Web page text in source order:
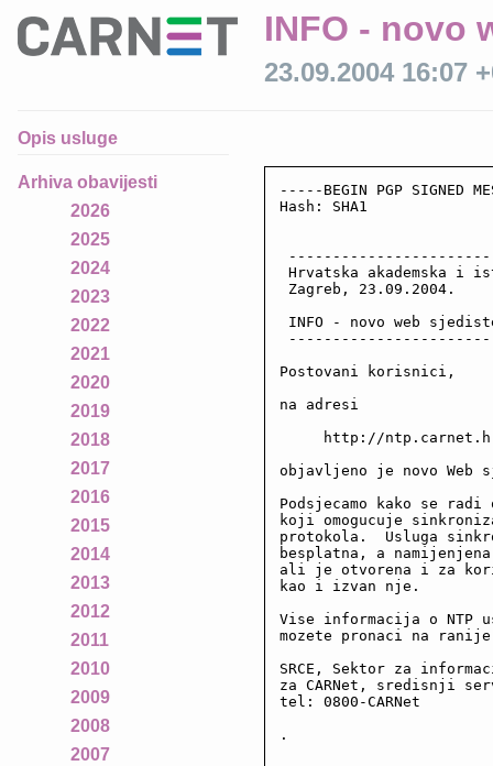
INFO - novo
23.09.2004 16:07
Opis usluge
Arhiva obavijesti
2026
2025
2024
2023
2022
2021
2020
2019
2018
2017
2016
2015
2014
2013
2012
2011
2010
2009
2008
2007
-----BEGIN PGP SIGNED
Hash: SHA1
Hrvatska akademska i
Zagreb, 23.09.2004.
INFO - novo web
Postovani korisnici,
na adresi
http://
objavljeno je novo Web
Podsjecamo kako se
koji omogucuje
protokola.  Usluga
besplatna, a
ali je otvorena i za
kao i izvan nje.
Vise informacija o NTP
mozete pronaci na ranije
SRCE, Sektor za
za CARNet, sredisnji
tel: 0800-CARNet
.